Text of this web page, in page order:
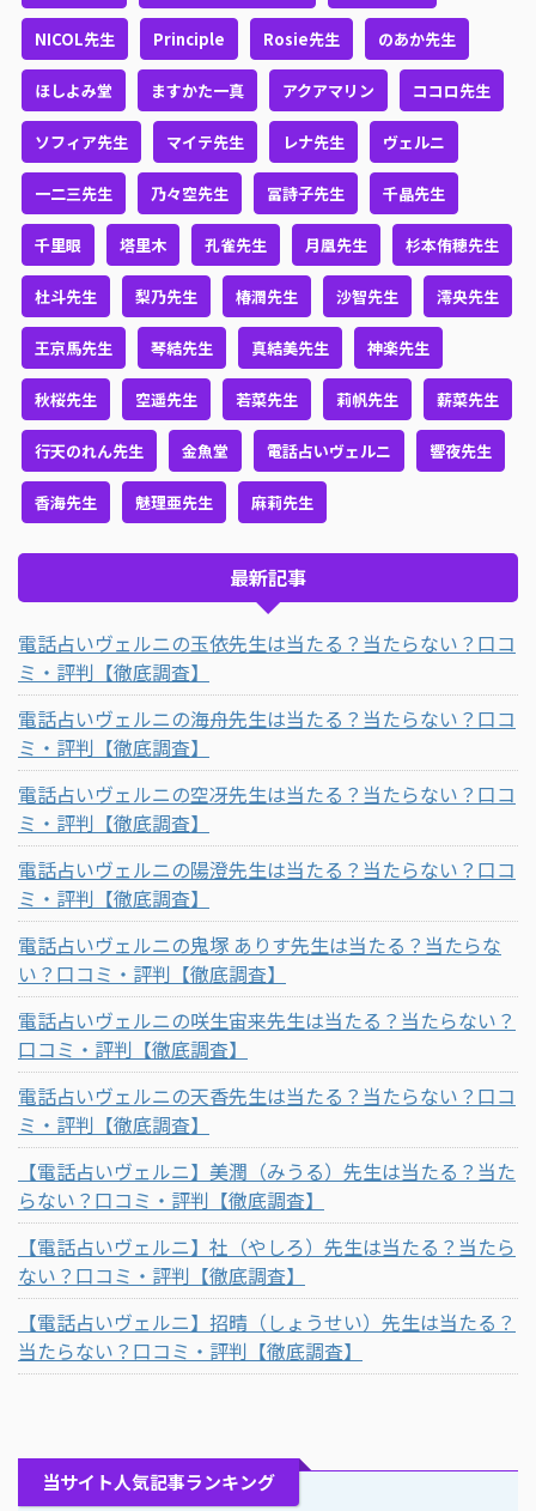
NICOL先生 Principle Rosie先生 のあか先生
ほしよみ堂 ますかた一真 アクアマリン ココロ先生
ソフィア先生 マイテ先生 レナ先生 ヴェルニ
一二三先生 乃々空先生 冨詩子先生 千晶先生
千里眼 塔里木 孔雀先生 月凰先生 杉本侑穂先生
杜斗先生 梨乃先生 椿潤先生 沙智先生 澪央先生
王京馬先生 琴結先生 真結美先生 神楽先生
秋桜先生 空遥先生 若菜先生 莉帆先生 薪菜先生
行天のれん先生 金魚堂 電話占いヴェルニ 響夜先生
香海先生 魅理亜先生 麻莉先生
最新記事
電話占いヴェルニの玉依先生は当たる？当たらない？口コ
ミ・評判【徹底調査】
電話占いヴェルニの海舟先生は当たる？当たらない？口コ
ミ・評判【徹底調査】
電話占いヴェルニの空冴先生は当たる？当たらない？口コ
ミ・評判【徹底調査】
電話占いヴェルニの陽澄先生は当たる？当たらない？口コ
ミ・評判【徹底調査】
電話占いヴェルニの鬼塚 ありす先生は当たる？当たらな
い？口コミ・評判【徹底調査】
電話占いヴェルニの咲生宙来先生は当たる？当たらない？
口コミ・評判【徹底調査】
電話占いヴェルニの天香先生は当たる？当たらない？口コ
ミ・評判【徹底調査】
【電話占いヴェルニ】美潤（みうる）先生は当たる？当た
らない？口コミ・評判【徹底調査】
【電話占いヴェルニ】社（やしろ）先生は当たる？当たら
ない？口コミ・評判【徹底調査】
【電話占いヴェルニ】招晴（しょうせい）先生は当たる？
当たらない？口コミ・評判【徹底調査】
当サイト人気記事ランキング